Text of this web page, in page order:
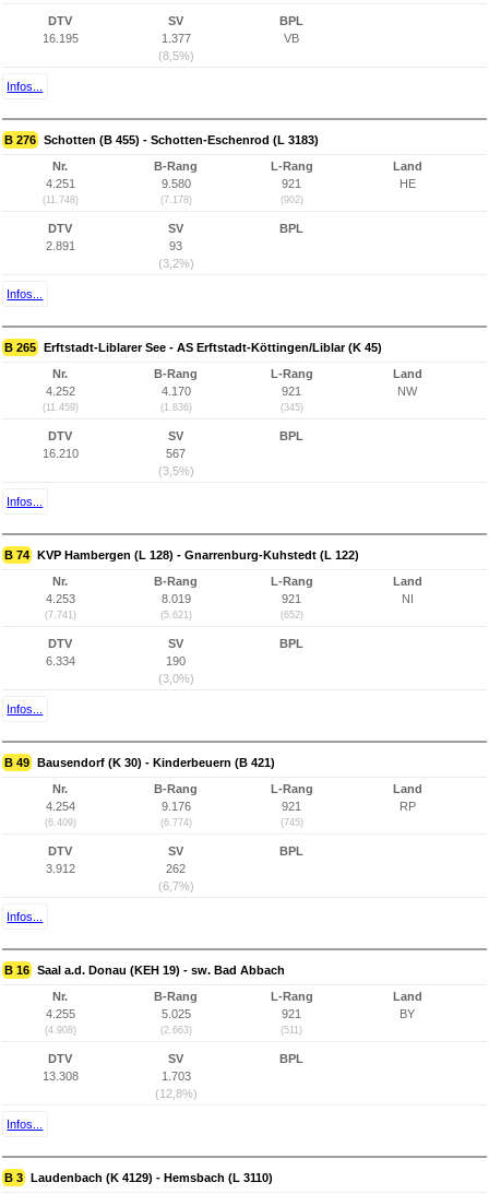
DTV
16.195
SV
1.377
(8,5%)
BPL
VB
Infos...
B 276 Schotten (B 455) - Schotten-Eschenrod (L 3183)
Nr.
4.251
(11.748)
B-Rang
9.580
(7.178)
L-Rang
921
(902)
Land
HE
DTV
2.891
SV
93
(3,2%)
BPL
Infos...
B 265 Erftstadt-Liblarer See - AS Erftstadt-Köttingen/Liblar (K 45)
Nr.
4.252
(11.459)
B-Rang
4.170
(1.836)
L-Rang
921
(345)
Land
NW
DTV
16.210
SV
567
(3,5%)
BPL
Infos...
B 74 KVP Hambergen (L 128) - Gnarrenburg-Kuhstedt (L 122)
Nr.
4.253
(7.741)
B-Rang
8.019
(5.621)
L-Rang
921
(652)
Land
NI
DTV
6.334
SV
190
(3,0%)
BPL
Infos...
B 49 Bausendorf (K 30) - Kinderbeuern (B 421)
Nr.
4.254
(6.409)
B-Rang
9.176
(6.774)
L-Rang
921
(745)
Land
RP
DTV
3.912
SV
262
(6,7%)
BPL
Infos...
B 16 Saal a.d. Donau (KEH 19) - sw. Bad Abbach
Nr.
4.255
(4.908)
B-Rang
5.025
(2.663)
L-Rang
921
(511)
Land
BY
DTV
13.308
SV
1.703
(12,8%)
BPL
Infos...
B 3 Laudenbach (K 4129) - Hemsbach (L 3110)